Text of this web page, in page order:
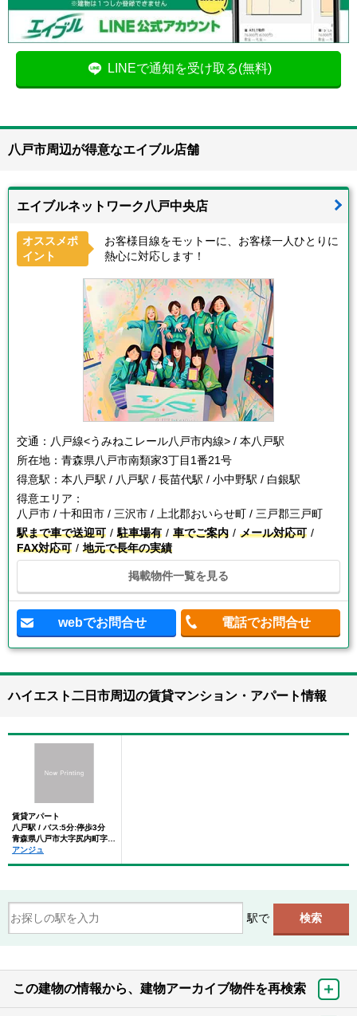
LINEで通知を受け取る(無料)
八戸市周辺が得意なエイブル店舗
エイブルネットワーク八戸中央店
オススメポ
イント
お客様目線をモットーに、お客様一人ひとりに
熱心に対応します！
交通： 八戸線<うみねこレール八戸市内線> / 本八戸駅
所在地： 青森県八戸市南類家3丁目1番21号
得意駅： 本八戸駅 / 八戸駅 / 長苗代駅 / 小中野駅 / 白銀駅
得意エリア：
八戸市 / 十和田市 / 三沢市 / 上北郡おいらせ町 / 三戸郡三戸町
駅まで車で送迎可
駐車場有 車でご案内
メール対応可
FAX対応可
地元で長年の実績
掲載物件一覧を見る
webでお問合せ 電話でお問合せ
ハイエスト二日市周辺の賃貸マンション・アパート情報
賃貸アパート
八戸駅 / バス:5分:停歩3分
青森県八戸市大字尻内町字島田
アンジュ
駅で
この建物の情報から、建物アーカイブ物件を再検索